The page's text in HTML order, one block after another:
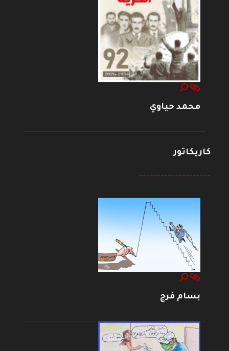
محمد حياوي
كاريكاتور
--------------------
بسام فرج